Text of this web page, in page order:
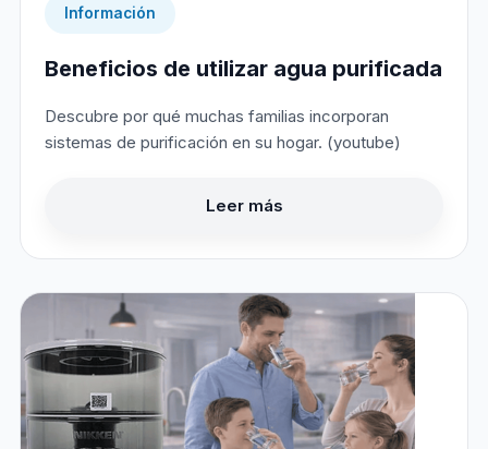
Información
Beneficios de utilizar agua purificada
Descubre por qué muchas familias incorporan
sistemas de purificación en su hogar. (youtube)
Leer más